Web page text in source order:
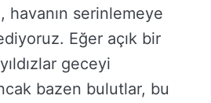
havanın serinlemeye
Eğer açık bir
geceyi
bazen bulutlar, bu